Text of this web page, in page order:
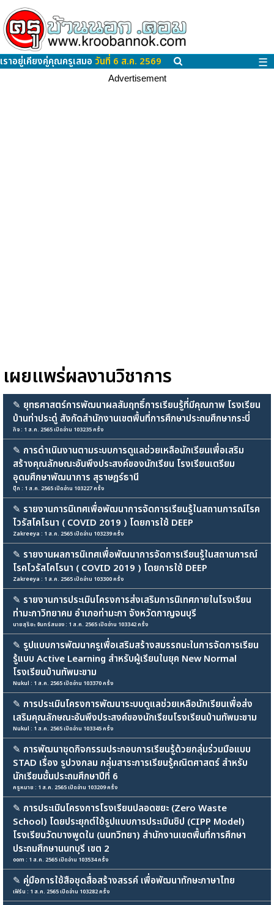
เราอยู่เคียงคู่คุณครูเสมอ วันที่ 6 ส.ค. 2569 ☰
Advertisement
เผยแพร่ผลงานวิชาการ
✎ ยุทธศาสตร์การพัฒนาผลสัมฤทธิ์การเรียนรู้ที่มีคุณภาพ โรงเรียน
บ้านท่าประดู่ สังกัดสำนักงานเขตพื้นที่การศึกษาประถมศึกษากระบี่
กิจ : 1 ส.ค. 2565 เปิดอ่าน 103235 ครั้ง
✎ การดำเนินงานตามระบบการดูแลช่วยเหลือนักเรียนเพื่อเสริม
สร้างคุณลักษณะอันพึงประสงค์ของนักเรียน โรงเรียนเตรียม
อุดมศึกษาพัฒนาการ สุราษฎร์ธานี
ปุ๊ก : 1 ส.ค. 2565 เปิดอ่าน 103227 ครั้ง
✎ รายงานการนิเทศเพื่อพัฒนาการจัดการเรียนรู้ในสถานการณ์โรค
ไวรัสโคโรนา ( COVID 2019 ) โดยการใช้ DEEP
Zakreeya : 1 ส.ค. 2565 เปิดอ่าน 103239 ครั้ง
✎ รายงานผลการนิเทศเพื่อพัฒนาการจัดการเรียนรู้ในสถานการณ์
โรคไวรัสโคโรนา ( COVID 2019 ) โดยการใช้ DEEP
Zakreeya : 1 ส.ค. 2565 เปิดอ่าน 103300 ครั้ง
✎ รายงานการประเมินโครงการส่งเสริมการนิเทศภายในโรงเรียน
ท่ามะกาวิทยาคม อำเภอท่ามะกา จังหวัดกาญจนบุรี
นายสุริยะ จันทร์สนอง : 1 ส.ค. 2565 เปิดอ่าน 103342 ครั้ง
✎ รูปแบบการพัฒนาครูเพื่อเสริมสร้างสมรรถนะในการจัดการเรียน
รู้แบบ Active Learning สำหรับผู้เรียนในยุค New Normal
โรงเรียนบ้านทัพมะขาม
Nukul : 1 ส.ค. 2565 เปิดอ่าน 103370 ครั้ง
✎ การประเมินโครงการพัฒนาระบบดูแลช่วยเหลือนักเรียนเพื่อส่ง
เสริมคุณลักษณะอันพึงประสงค์ของนักเรียนโรงเรียนบ้านทัพมะขาม
Nukul : 1 ส.ค. 2565 เปิดอ่าน 103345 ครั้ง
✎ การพัฒนาชุดกิจกรรมประกอบการเรียนรู้ด้วยกลุ่มร่วมมือแบบ
STAD เรื่อง รูปวงกลม กลุ่มสาระการเรียนรู้คณิตศาสตร์ สำหรับ
นักเรียนชั้นประถมศึกษาปีที่ 6
ครูหมาย : 1 ส.ค. 2565 เปิดอ่าน 103209 ครั้ง
✎ การประเมินโครงการโรงเรียนปลอดขยะ (Zero Waste
School) โดยประยุกต์ใช้รูปแบบการประเมินซิป (CIPP Model)
โรงเรียนวัดบางพูดใน (นนทวิทยา) สำนักงานเขตพื้นที่การศึกษา
ประถมศึกษานนทบุรี เขต 2
oom : 1 ส.ค. 2565 เปิดอ่าน 103534 ครั้ง
✎ คู่มือการใช้สือชุดสื่อสร้างสรรค์ เพื่อพัฒนาทักษะภาษาไทย
เฟิร์น : 1 ส.ค. 2565 เปิดอ่าน 103282 ครั้ง